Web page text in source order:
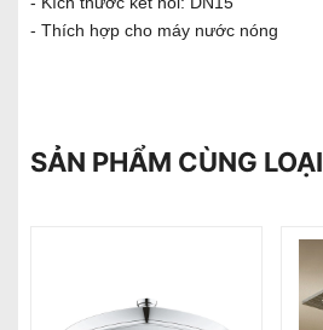
- Thích hợp cho máy nước nóng
SẢN PHẨM CÙNG LOẠI